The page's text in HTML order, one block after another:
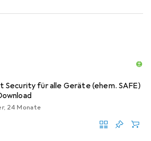
Security für alle Geräte (ehem. SAFE)
24 Monate